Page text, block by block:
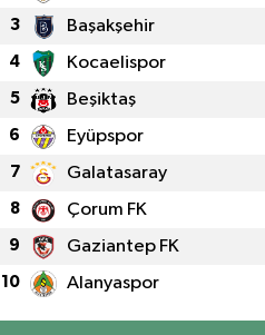
3 Başakşehir
4 Kocaelispor
5 Beşiktaş
6 Eyüpspor
7 Galatasaray
8 Çorum FK
9 Gaziantep FK
10 Alanyaspor